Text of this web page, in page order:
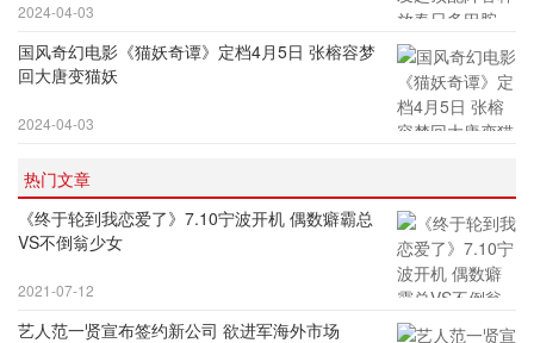
2024-04-03
国风奇幻电影《猫妖奇谭》定档4月5日 张榕容梦
回大唐变猫妖
2024-04-03
热门文章
《终于轮到我恋爱了》7.10宁波开机 偶数癖霸总
VS不倒翁少女
2021-07-12
艺人范一贤宣布签约新公司 欲进军海外市场